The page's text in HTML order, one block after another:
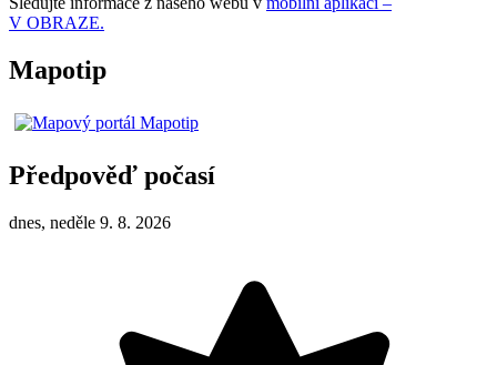
V OBRAZE.
Mapotip
Předpověď počasí
dnes, neděle 9. 8. 2026